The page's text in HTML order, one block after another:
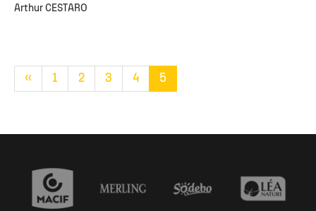
Arthur CESTARO
« 1 2 3 4 5